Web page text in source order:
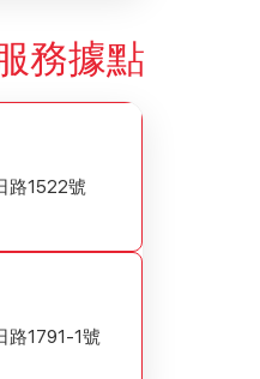
務據點
路1522號
路1791-1號